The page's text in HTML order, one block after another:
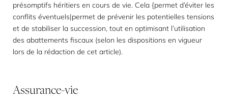
présomptifs héritiers en cours de vie. Cela {permet d’éviter les
conflits éventuels|permet de prévenir les potentielles tensions
et de stabiliser la succession, tout en optimisant l’utilisation
des abattements fiscaux (selon les dispositions en vigueur
lors de la rédaction de cet article).
Assurance-vie